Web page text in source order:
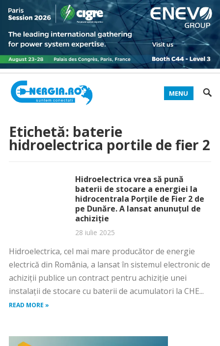
MENU
Etichetă: baterie
hidroelectrica portile de fier 2
Hidroelectrica vrea să pună
baterii de stocare a energiei la
hidrocentrala Porțile de Fier 2 de
pe Dunăre. A lansat anunuțul de
achiziție
28 iulie 2025
Hidroelectrica, cel mai mare producător de energie
electrică din România, a lansat în sistemul electronic de
achiziții publice un contract pentru achiziție unei
instalații de stocare cu baterii de acumulatori la CHE...
READ MORE »